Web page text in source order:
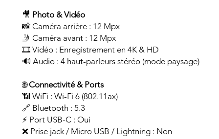
🎥 Photo & Vidéo
📸 Caméra arrière : 12 Mpx
🤳 Caméra avant : 12 Mpx
🎞️ Vidéo : Enregistrement en 4K & HD
🔊 Audio : 4 haut-parleurs stéréo (mode paysage)
🌐Connectivité & Ports
📶 WiFi : Wi-Fi 6 (802.11ax)
🔗 Bluetooth : 5.3
⚡ Port USB-C : Oui
❌ Prise jack / Micro USB / Lightning : Non